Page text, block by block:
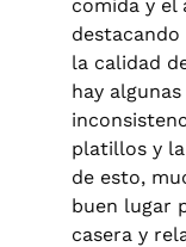
comida y el
la calidad
hay
platillos y
de esto,
buen lugar
casera y